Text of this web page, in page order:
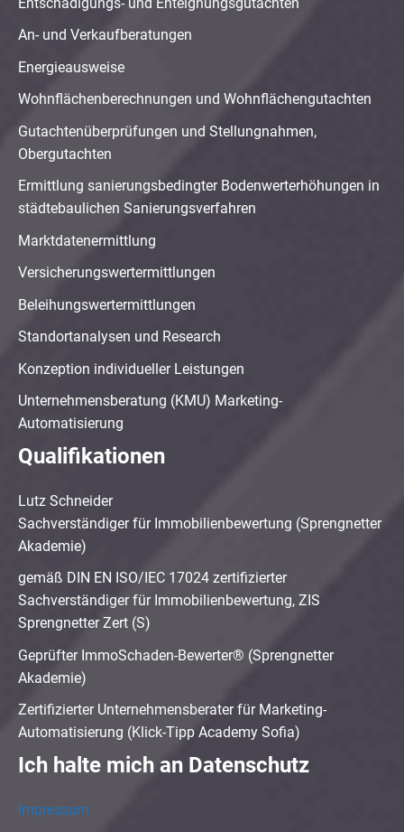
An- und Verkaufberatungen
Energieausweise
Wohnflächenberechnungen und Wohnflächengutachten
Gutachtenüberprüfungen und Stellungnahmen,
Obergutachten
Ermittlung sanierungsbedingter Bodenwerterhöhungen in
städtebaulichen Sanierungsverfahren
Marktdatenermittlung
Versicherungswertermittlungen
Beleihungswertermittlungen
Standortanalysen und Research
Konzeption individueller Leistungen
Unternehmensberatung (KMU) Marketing-
Automatisierung
Qualifikationen
Lutz Schneider
Sachverständiger für Immobilienbewertung (Sprengnetter
Akademie)
gemäß DIN EN ISO/IEC 17024 zertifizierter
Sachverständiger für Immobilienbewertung, ZIS
Sprengnetter Zert (S)
Geprüfter ImmoSchaden-Bewerter® (Sprengnetter
Akademie)
Zertifizierter Unternehmensberater für Marketing-
Automatisierung (Klick-Tipp Academy Sofia)
Ich halte mich an Datenschutz
Impressum